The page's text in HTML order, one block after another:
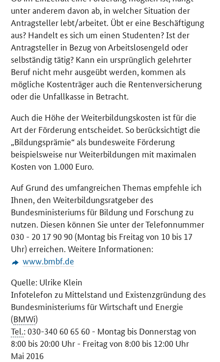
unter anderem davon ab, in welcher Situation der
Antragsteller lebt/arbeitet. Übt er eine Beschäftigung
aus? Handelt es sich um einen Studenten? Ist der
Antragsteller in Bezug von Arbeitslosengeld oder
selbständig tätig? Kann ein ursprünglich gelehrter
Beruf nicht mehr ausgeübt werden, kommen als
mögliche Kostenträger auch die Rentenversicherung
oder die Unfallkasse in Betracht.
Auch die Höhe der Weiterbildungskosten ist für die
Art der Förderung entscheidet. So berücksichtigt die
„Bildungsprämie“ als bundesweite Förderung
beispielsweise nur Weiterbildungen mit maximalen
Kosten von 1.000 Euro.
Auf Grund des umfangreichen Themas empfehle ich
Ihnen, den Weiterbildungsratgeber des
Bundesministeriums für Bildung und Forschung zu
nutzen. Diesen können Sie unter der Telefonnummer
030 - 20 17 90 90 (Montag bis Freitag von 10 bis 17
Uhr) erreichen. Weitere Informationen:
www.bmbf.de
Quelle: Ulrike Klein
Infotelefon zu Mittelstand und Existenzgründung des
Bundesministeriums für Wirtschaft und Energie
(BMWi)
Tel.: 030-340 60 65 60 - Montag bis Donnerstag von
8:00 bis 20:00 Uhr - Freitag von 8:00 bis 12:00 Uhr
Mai 2016